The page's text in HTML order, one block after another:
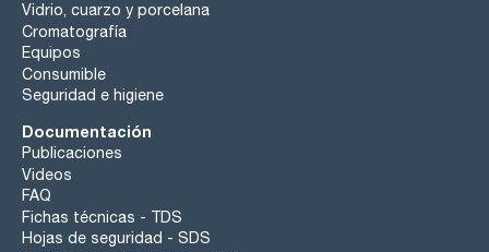
Vidrio, cuarzo y porcelana
Cromatografía
Equipos
Consumible
Seguridad e higiene
Documentación
Publicaciones
Videos
FAQ
Fichas técnicas - TDS
Hojas de seguridad - SDS